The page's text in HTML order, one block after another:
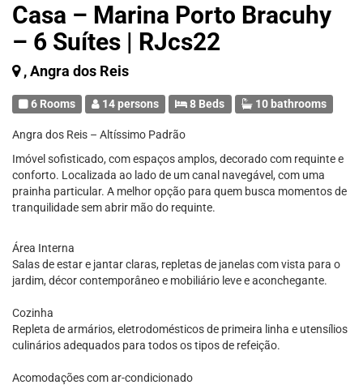
Casa – Marina Porto Bracuhy
– 6 Suítes | RJcs22
, Angra dos Reis
6 Rooms 14 persons 8 Beds 10 bathrooms
Angra dos Reis – Altíssimo Padrão
Imóvel sofisticado, com espaços amplos, decorado com requinte e
conforto. Localizada ao lado de um canal navegável, com uma
prainha particular. A melhor opção para quem busca momentos de
tranquilidade sem abrir mão do requinte.
Área Interna
Salas de estar e jantar claras, repletas de janelas com vista para o
jardim, décor contemporâneo e mobiliário leve e aconchegante.
Cozinha
Repleta de armários, eletrodomésticos de primeira linha e utensílios
culinários adequados para todos os tipos de refeição.
Acomodações com ar-condicionado